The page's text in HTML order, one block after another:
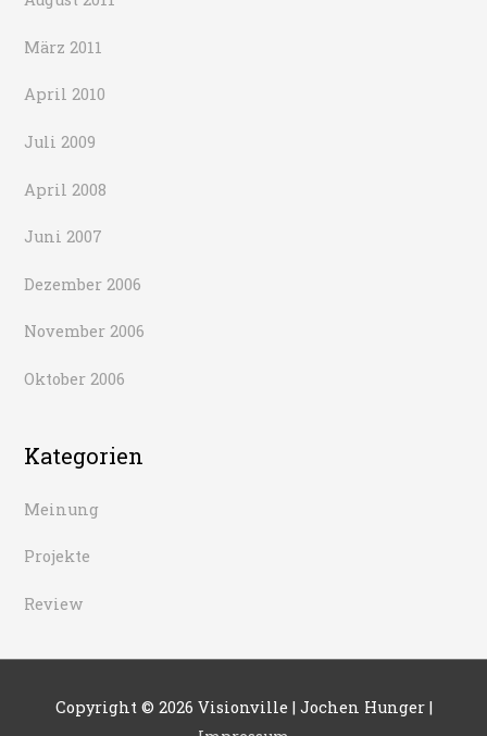
März 2011
April 2010
Juli 2009
April 2008
Juni 2007
Dezember 2006
November 2006
Oktober 2006
Kategorien
Meinung
Projekte
Review
Copyright © 2026 Visionville | Jochen Hunger |